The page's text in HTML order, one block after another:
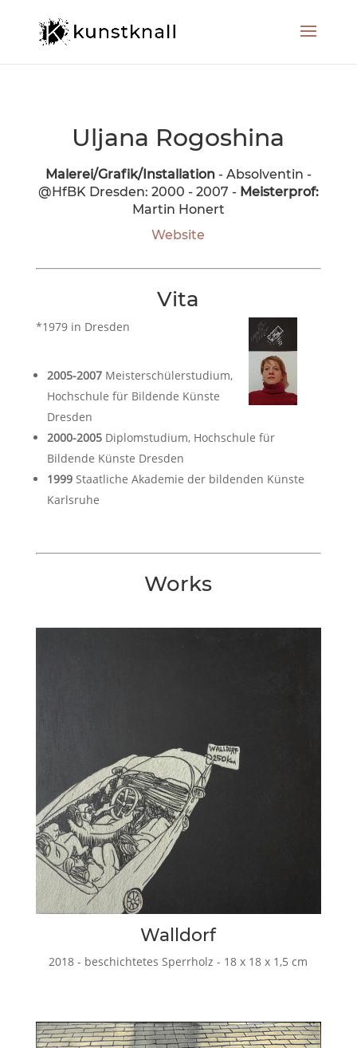
Uljana Rogoshina
Malerei/Grafik/Installation- Absolventin -
@HfBK Dresden: 2000 - 2007 - Meisterprof:
Martin Honert
Website
Vita
*1979 in Dresden
2005-2007Meisterschülerstudium,
Hochschule für Bildende Künste
Dresden
2000-2005Diplomstudium, Hochschule für
Bildende Künste Dresden
1999Staatliche Akademie der bildenden Künste
Karlsruhe
Works
Walldorf
2018 - beschichtetes Sperrholz - 18 x 18 x 1,5 cm